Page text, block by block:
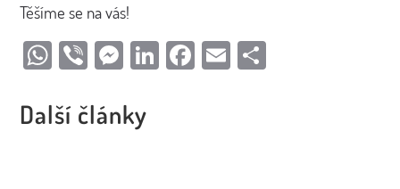
Těšíme se na vás!
WhatsApp
ViberMessenger
LinkedIn
Facebook
Email
Další články